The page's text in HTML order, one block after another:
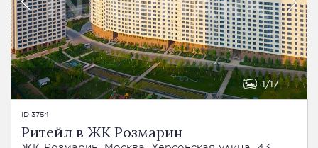
1 17
ID 3754
Ритейл в ЖК Розмарин